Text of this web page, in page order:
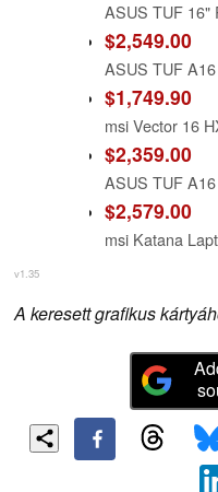
$2,549.00
$1,749.90
$2,359.00
$2,579.00
v1.35
A keresett grafikus